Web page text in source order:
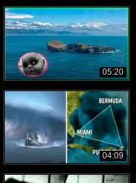
05:20
04:09